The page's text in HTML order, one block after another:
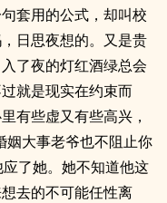
套用的公式，却叫校
日思夜想的。又是贵
了夜的灯红酒绿总会
就是现实在约束而
有些虚又有些高兴，
姻大事老爷也不阻止你
应了她。她不知道他这
去的不可能任性离